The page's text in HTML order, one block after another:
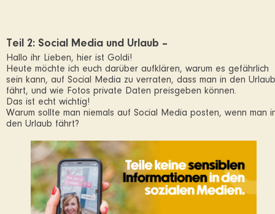
Teil 2: Social Media und Urlaub –
Hallo ihr Lieben, hier ist Goldi!
Heute möchte ich euch darüber aufklären, warum es gefährlich
sein kann, auf Social Media zu verraten, dass man in den Urlaub
fährt, und wie Fotos private Daten preisgeben können.
Das ist echt wichtig!
Warum sollte man niemals auf Social Media posten, wenn man
den Urlaub fährt?